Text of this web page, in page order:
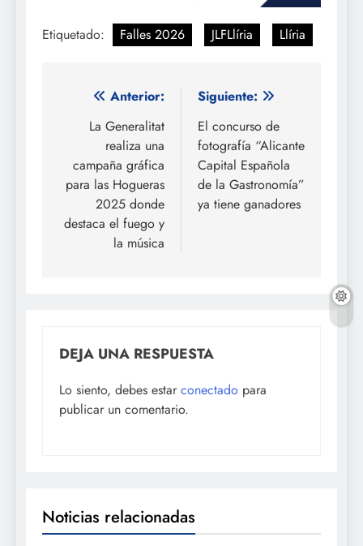
Etiquetado: Falles 2026 JLFLlíria Llíria
Navegación
entradas
Anterior:
La Generalitat
realiza una
campaña gráfica
para las Hogueras
2025 donde
destaca el fuego y
la música
Siguiente:
El concurso de
fotografía “Alicante
Capital Española
de la Gastronomía”
ya tiene ganadores
DEJA UNA RESPUESTA
Lo siento, debes estar conectado para
publicar un comentario.
Noticias relacionadas